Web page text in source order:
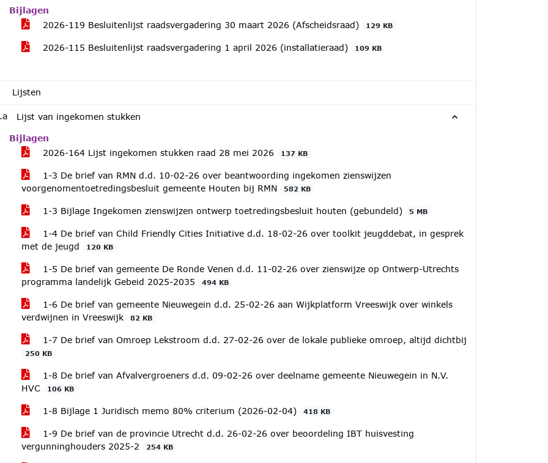
Bijlagen
2026-119 Besluitenlijst raadsvergadering 30 maart 2026 (Afscheidsraad)
129 KB
2026-115 Besluitenlijst raadsvergadering 1 april 2026 (installatieraad) 109 KB
Lijsten
Lijst van ingekomen stukken
Bijlagen
2026-164 Lijst ingekomen stukken raad 28 mei 2026
137 KB
1-3 De brief van RMN d.d. 10-02-26 over beantwoording ingekomen zienswijzen
voorgenomentoetredingsbesluit gemeente Houten bij RMN
582 KB
1-3 Bijlage Ingekomen zienswijzen ontwerp toetredingsbesluit houten (gebundeld) 5 MB
1-4 De brief van Child Friendly Cities Initiative d.d. 18-02-26 over toolkit jeugddebat, in gesprek
met de jeugd
120 KB
1-5 De brief van gemeente De Ronde Venen d.d. 11-02-26 over zienswijze op Ontwerp-Utrechts
programma landelijk Gebeid 2025-2035
494 KB
1-6 De brief van gemeente Nieuwegein d.d. 25-02-26 aan Wijkplatform Vreeswijk over winkels
verdwijnen in Vreeswijk
82 KB
1-7 De brief van Omroep Lekstroom d.d. 27-02-26 over de lokale publieke omroep, altijd dichtbij
250 KB
1-8 De brief van Afvalvergroeners d.d. 09-02-26 over deelname gemeente Nieuwegein in N.V.
HVC
106 KB
1-8 Bijlage 1 Juridisch memo 80% criterium (2026-02-04) 418 KB
1-9 De brief van de provincie Utrecht d.d. 26-02-26 over beoordeling IBT huisvesting
vergunninghouders 2025-2
254 KB